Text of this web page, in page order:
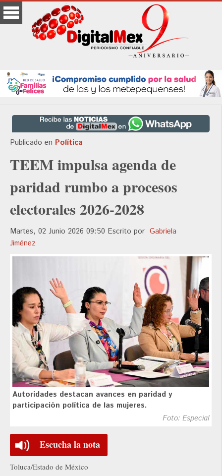
Publicado en Política
TEEM impulsa agenda de
paridad rumbo a procesos
electorales 2026-2028
Martes, 02 Junio 2026 09:50 Escrito por Gabriela
Jiménez
Autoridades destacan avances en paridad y
participación política de las mujeres.
Foto: Especial
Escucha la nota
Toluca/Estado de México